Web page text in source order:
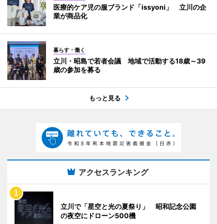
医療的ケア児の服ブランド「issyoni」 立川の企
業が商品化
暮らす・働く
立川・昭島で若者会議 地域で活動する18歳～39
歳の参加を募る
もっと見る
アクセスランキング
立川で「星空と光の夏祭り」 昭和記念公園
の夜空にドローン500機